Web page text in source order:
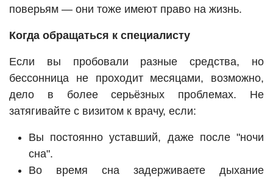
поверьям — они тоже имеют право на жизнь.
Когда обращаться к специалисту
Если вы пробовали разные средства, но
бессонница не проходит месяцами, возможно,
дело в более серьёзных проблемах. Не
затягивайте с визитом к врачу, если:
Вы постоянно уставший, даже после "ночи
сна".
Во время сна задерживаете дыхание